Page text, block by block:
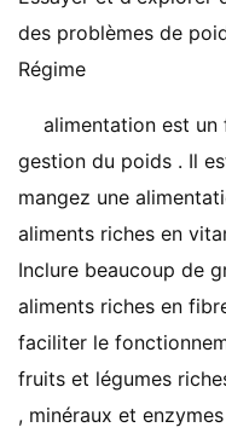
des problèmes de
Régime
alimentation est un
gestion du poids . Il
mangez une
aliments riches en
Inclure beaucoup de
aliments riches en
faciliter le
fruits et légumes
, minéraux et